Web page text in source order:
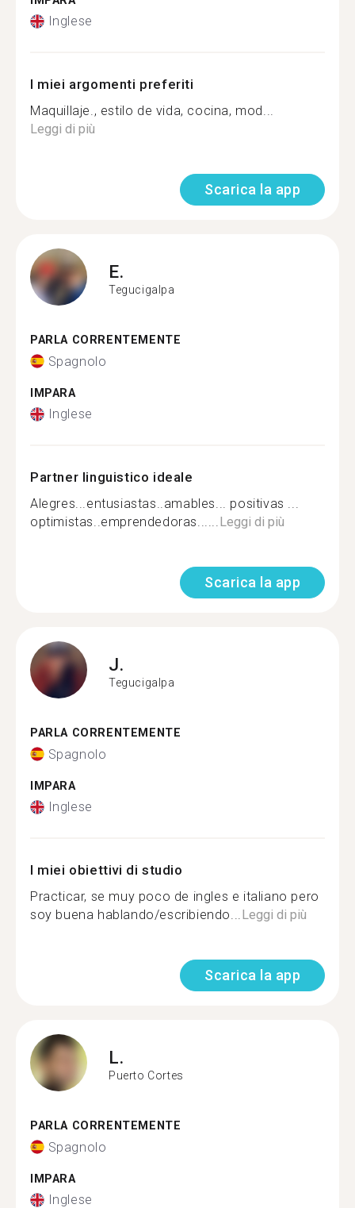
Inglese
I miei argomenti preferiti
Maquillaje., estilo de vida, cocina, mod...
Leggi di più
Scarica la app
E.
Tegucigalpa
PARLA CORRENTEMENTE
Spagnolo
IMPARA
Inglese
Partner linguistico ideale
Alegres...entusiastas..amables... positivas ...
optimistas..emprendedoras......Leggi di più
Scarica la app
J.
Tegucigalpa
PARLA CORRENTEMENTE
Spagnolo
IMPARA
Inglese
I miei obiettivi di studio
Practicar, se muy poco de ingles e italiano pero
soy buena hablando/escribiendo...Leggi di più
Scarica la app
L.
Puerto Cortes
PARLA CORRENTEMENTE
Spagnolo
IMPARA
Inglese